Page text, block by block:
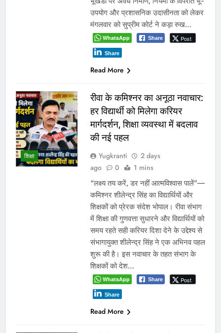
शराब की दुकानों को पूरी तरह समाप्त कर दिया
गया है। वहीं दूसरी ओर मुख्यमंत्री के
प्रभार…
WhatsApp Share Post
Share
Read More
प्रमुख
शासन के तबादला आदेश को इंदौर में
चुनौती? डेढ़ महीने बाद भी पांच
आबकारी अधिकारी पुराने पदों पर
जमे
Yugkranti
3 days
ago
0 1 mins
16 जून के स्थानांतरण आदेश का अब तक
नहीं हुआ पालन, विभागीय अधिकारियों की
कार्यशैली पर उठे सवाल इंदौर 3 अगस्त
2026। मध्यप्रदेश शासन के वाणिज्यिक कर
(आबकारी) विभाग मंत्रालय द्वारा 16 जून
2026 को जारी व्यापक स्थानांतरण आदेशों के
बावजूद इंदौर में पदस्थ पांच आबकारी
अधिकारी अब तक कार्यमुक्त नहीं किए गए हैं।
लगभग…
WhatsApp
Share